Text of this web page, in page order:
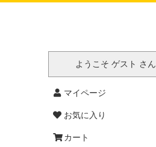
ようこそ ゲスト さん
マイページ
お気に入り
カート